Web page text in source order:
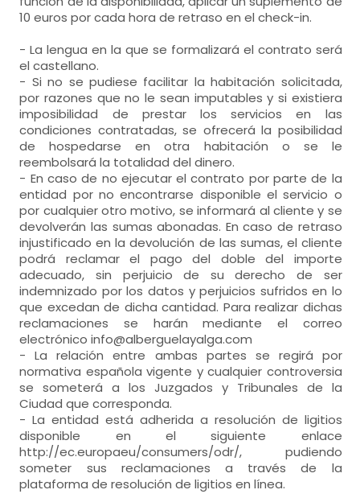
10 euros por cada hora de retraso en el check-in.
- La lengua en la que se formalizará el contrato será
el castellano.
- Si no se pudiese facilitar la habitación solicitada,
por razones que no le sean imputables y si existiera
imposibilidad de prestar los servicios en las
condiciones contratadas, se ofrecerá la posibilidad
de hospedarse en otra habitación o se le
reembolsará la totalidad del dinero.
- En caso de no ejecutar el contrato por parte de la
entidad por no encontrarse disponible el servicio o
por cualquier otro motivo, se informará al cliente y se
devolverán las sumas abonadas. En caso de retraso
injustificado en la devolución de las sumas, el cliente
podrá reclamar el pago del doble del importe
adecuado, sin perjuicio de su derecho de ser
indemnizado por los datos y perjuicios sufridos en lo
que excedan de dicha cantidad. Para realizar dichas
reclamaciones se harán mediante el correo
electrónico info@alberguelayalga.com
- La relación entre ambas partes se regirá por
normativa española vigente y cualquier controversia
se someterá a los Juzgados y Tribunales de la
Ciudad que corresponda.
- La entidad está adherida a resolución de ligitios
disponible en el siguiente enlace
http://ec.europaeu/consumers/odr/, pudiendo
someter sus reclamaciones a través de la
plataforma de resolución de ligitios en línea.